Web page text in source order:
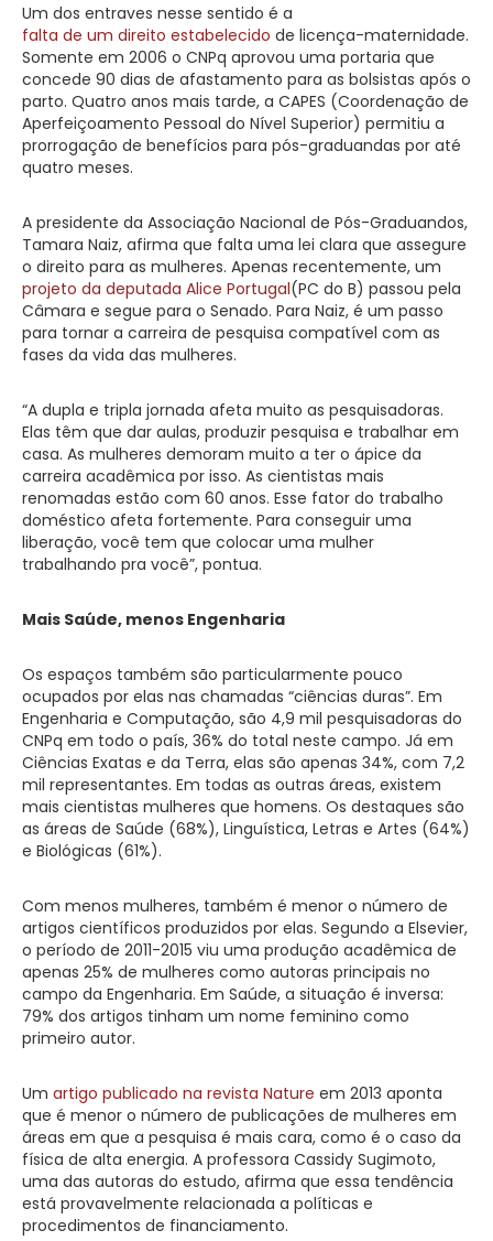
Um dos entraves nesse sentido é a
falta de um direito estabelecido de licença-maternidade.
Somente em 2006 o CNPq aprovou uma portaria que
concede 90 dias de afastamento para as bolsistas após o
parto. Quatro anos mais tarde, a CAPES (Coordenação de
Aperfeiçoamento Pessoal do Nível Superior) permitiu a
prorrogação de benefícios para pós-graduandas por até
quatro meses.
A presidente da Associação Nacional de Pós-Graduandos,
Tamara Naiz, afirma que falta uma lei clara que assegure
o direito para as mulheres. Apenas recentemente, um
projeto da deputada Alice Portugal(PC do B) passou pela
Câmara e segue para o Senado. Para Naiz, é um passo
para tornar a carreira de pesquisa compatível com as
fases da vida das mulheres.
“A dupla e tripla jornada afeta muito as pesquisadoras.
Elas têm que dar aulas, produzir pesquisa e trabalhar em
casa. As mulheres demoram muito a ter o ápice da
carreira acadêmica por isso. As cientistas mais
renomadas estão com 60 anos. Esse fator do trabalho
doméstico afeta fortemente. Para conseguir uma
liberação, você tem que colocar uma mulher
trabalhando pra você”, pontua.
Mais Saúde, menos Engenharia
Os espaços também são particularmente pouco
ocupados por elas nas chamadas “ciências duras”. Em
Engenharia e Computação, são 4,9 mil pesquisadoras do
CNPq em todo o país, 36% do total neste campo. Já em
Ciências Exatas e da Terra, elas são apenas 34%, com 7,2
mil representantes. Em todas as outras áreas, existem
mais cientistas mulheres que homens. Os destaques são
as áreas de Saúde (68%), Linguística, Letras e Artes (64%)
e Biológicas (61%).
Com menos mulheres, também é menor o número de
artigos científicos produzidos por elas. Segundo a Elsevier,
o período de 2011-2015 viu uma produção acadêmica de
apenas 25% de mulheres como autoras principais no
campo da Engenharia. Em Saúde, a situação é inversa:
79% dos artigos tinham um nome feminino como
primeiro autor.
Um artigo publicado na revista Nature em 2013 aponta
que é menor o número de publicações de mulheres em
áreas em que a pesquisa é mais cara, como é o caso da
física de alta energia. A professora Cassidy Sugimoto,
uma das autoras do estudo, afirma que essa tendência
está provavelmente relacionada a políticas e
procedimentos de financiamento.